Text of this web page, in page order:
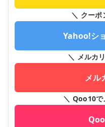
＼ クーポ
Yahoo!シ
＼ メルカ
メル
＼ Qoo10で